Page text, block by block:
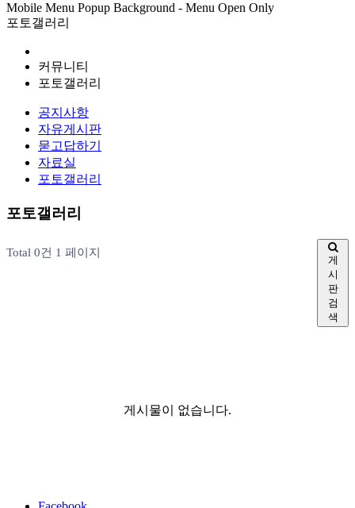
Mobile Menu Popup Background - Menu Open Only
포토갤러리
커뮤니티
포토갤러리
공지사항
자유게시판
묻고답하기
자료실
포토갤러리
포토갤러리
Total 0건 1 페이지
게
시
판
검
색
게시물이 없습니다.